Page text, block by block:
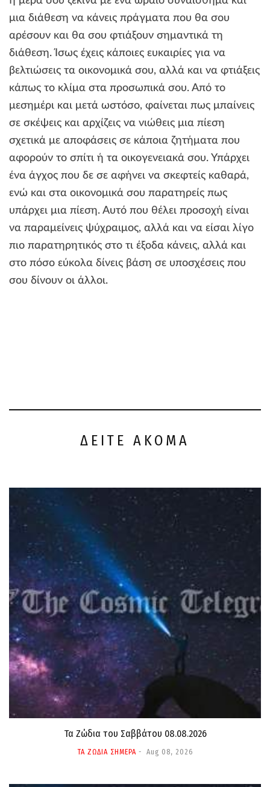
μια διάθεση να κάνεις πράγματα που θα σου
αρέσουν και θα σου φτιάξουν σημαντικά τη
διάθεση. Ίσως έχεις κάποιες ευκαιρίες για να
βελτιώσεις τα οικονομικά σου, αλλά και να φτιάξεις
κάπως το κλίμα στα προσωπικά σου. Από το
μεσημέρι και μετά ωστόσο, φαίνεται πως μπαίνεις
σε σκέψεις και αρχίζεις να νιώθεις μια πίεση
σχετικά με αποφάσεις σε κάποια ζητήματα που
αφορούν το σπίτι ή τα οικογενειακά σου. Υπάρχει
ένα άγχος που δε σε αφήνει να σκεφτείς καθαρά,
ενώ και στα οικονομικά σου παρατηρείς πως
υπάρχει μια πίεση. Αυτό που θέλει προσοχή είναι
να παραμείνεις ψύχραιμος, αλλά και να είσαι λίγο
πιο παρατηρητικός στο τι έξοδα κάνεις, αλλά και
στο πόσο εύκολα δίνεις βάση σε υποσχέσεις που
σου δίνουν οι άλλοι.
ΔΕΙΤΕ ΑΚΟΜΑ
Τα Ζώδια του Σαββάτου 08.08.2026
ΤΑ ΖΩΔΙΑ ΣΗΜΕΡΑ Aug 08, 2026